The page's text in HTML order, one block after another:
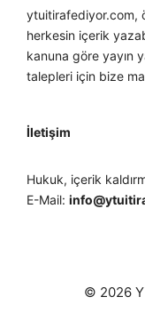
ytuitirafediyor.com,
herkesin içerik
kanuna göre yayın
talepleri için bize
İletişim
Hukuk, içerik
E-Mail:
© 2026